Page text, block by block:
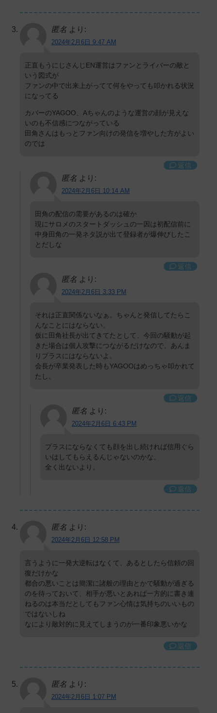
匿名 より:
2024年2月6日 9:47 AM
正直もうにじさんじEN運営はファンとライバーの敵と
いう図式が
ファンの中で出来上がってて何をやっても叩かれる状況
になってる
カバーのYAGOO、Aちゃんのような運営の顔が見えな
いのも不信感につながっている
田角さんはもっとファン向けの発信を増やした方がよい
のでは
返信
匿名 より:
2024年2月6日 10:14 AM
田角の配信の需要があるのは確か
現にサロメのスタートダッシュの一因は初配信前に
中身田角の一発ネタ説が出て登録者が爆伸びしたこ
とだしな
返信
匿名 より:
2024年2月6日 3:33 PM
それは正直関係ないなぁ。ちゃんと発信してたらこ
んなことにはならない。
仮に田角社長が出てきてたとして、今回の騒動が起
きた場合は個人攻撃につながるだけなので、あんま
りプラスにはならないよ。
会長が卒業発表した時もYAGOOはめっちゃ叩かれて
たし。
返信
匿名 より:
2024年2月6日 6:43 PM
プラスにならなくても顔を出し続ければ信用ぐら
いはしてもらえるんじゃないのかな。
全く出ないより。
返信
匿名 より:
2024年2月6日 12:58 PM
言うように一発大逆転はなくて、あるとしたら信頼の回
復だけかな
都合の悪いことは簡潔に諸般の理由とかで騒動が過ぎる
のを待っておいて、相手が悪いとあれば一方的に書き連
ねるのは本当だとしてもファン心情は気持ちのいいもの
ではないしね
なにより敵対的に見えてしまうのが一番印象悪いかな
返信
匿名 より:
2024年2月6日 1:07 PM